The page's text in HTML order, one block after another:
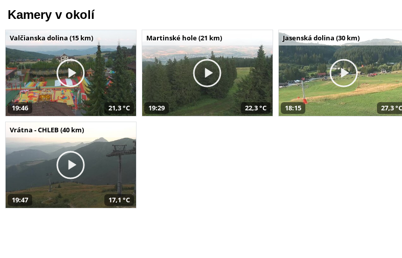
Kamery v okolí
Valčianska dolina (15 km)
19:46 21,3 °C
Martinské hole (21 km)
19:29 22,3 °C
Jasenská dolina (30 km)
18:15 27,3 °C
Vrátna - CHLEB (40 km)
19:47 17,1 °C